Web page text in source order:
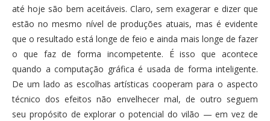
até hoje são bem aceitáveis. Claro, sem exagerar e dizer que
estão no mesmo nível de produções atuais, mas é evidente
que o resultado está longe de feio e ainda mais longe de fazer
o que faz de forma incompetente. É isso que acontece
quando a computação gráfica é usada de forma inteligente.
De um lado as escolhas artísticas cooperam para o aspecto
técnico dos efeitos não envelhecer mal, de outro seguem
seu propósito de explorar o potencial do vilão — em vez de